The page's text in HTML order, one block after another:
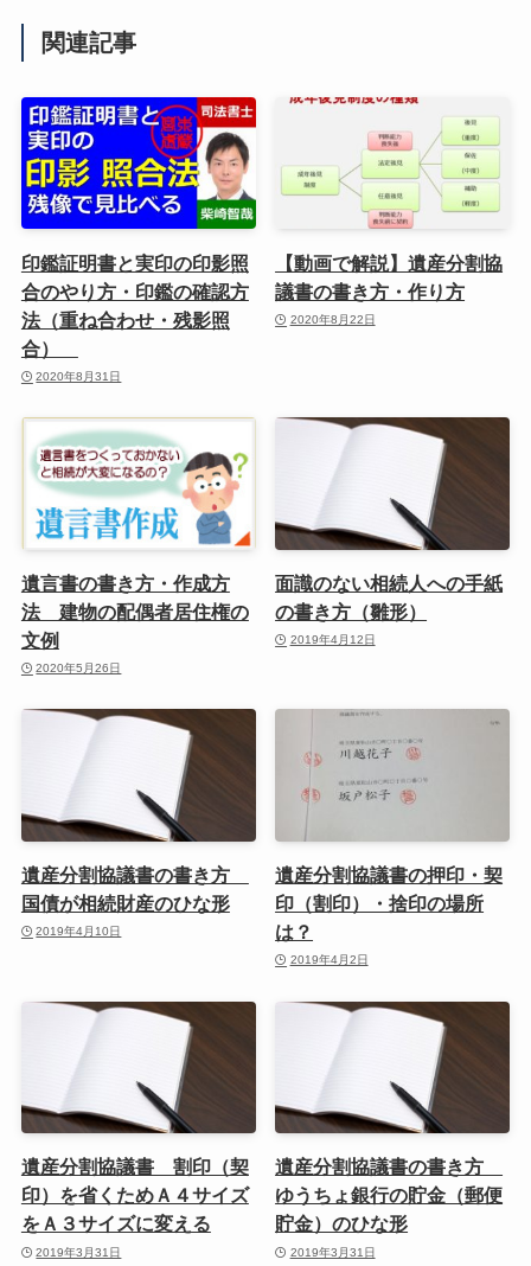
関連記事
印鑑証明書と実印の印影照
合のやり方・印鑑の確認方
法（重ね合わせ・残影照
合）
2020年8月31日
【動画で解説】遺産分割協
議書の書き方・作り方
2020年8月22日
遺言書の書き方・作成方
法 建物の配偶者居住権の
文例
2020年5月26日
面識のない相続人への手紙
の書き方（雛形）
2019年4月12日
遺産分割協議書の書き方
国債が相続財産のひな形
2019年4月10日
遺産分割協議書の押印・契
印（割印）・捨印の場所
は？
2019年4月2日
遺産分割協議書 割印（契
印）を省くためＡ４サイズ
をＡ３サイズに変える
2019年3月31日
遺産分割協議書の書き方
ゆうちょ銀行の貯金（郵便
貯金）のひな形
2019年3月31日